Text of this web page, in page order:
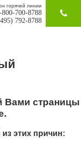
горячей линии
800-700-8788
792-8788
Вами страницы
этих причин: